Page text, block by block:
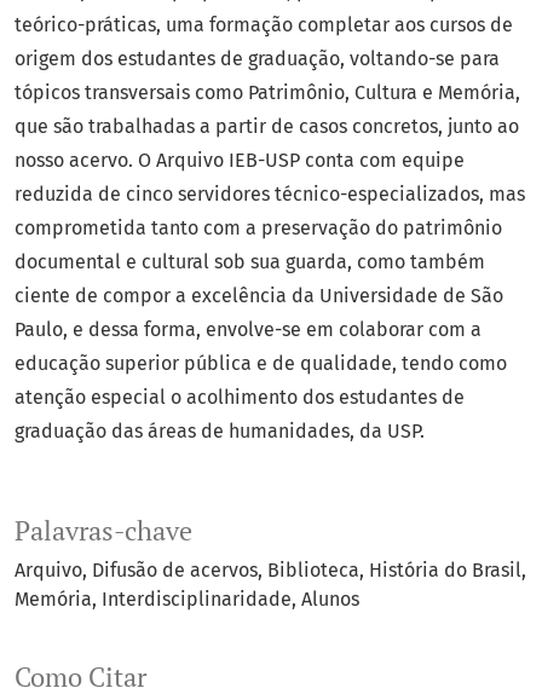
Palavras-chave
Arquivo Difusão de acervos Biblioteca História do Brasil
Memória Interdisciplinaridade Alunos
Como Citar
teórico-práticas, uma formação completar aos cursos de
origem dos estudantes de graduação, voltando-se para
tópicos transversais como Patrimônio, Cultura e Memória,
que são trabalhadas a partir de casos concretos, junto ao
nosso acervo. O Arquivo IEB-USP conta com equipe
reduzida de cinco servidores técnico-especializados, mas
comprometida tanto com a preservação do patrimônio
documental e cultural sob sua guarda, como também
ciente de compor a excelência da Universidade de São
Paulo, e dessa forma, envolve-se em colaborar com a
educação superior pública e de qualidade, tendo como
atenção especial o acolhimento dos estudantes de
graduação das áreas de humanidades, da USP.